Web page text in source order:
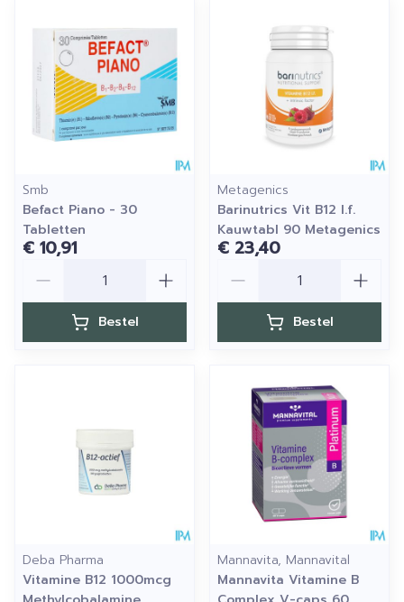
Smb
Befact Piano - 30
Tabletten
€ 10,91
Bestel
Metagenics
Barinutrics Vit B12 I.f.
Kauwtabl 90 Metagenics
€ 23,40
Bestel
Deba Pharma
Vitamine B12 1000mcg
Mannavita, Mannavital
Mannavita Vitamine B